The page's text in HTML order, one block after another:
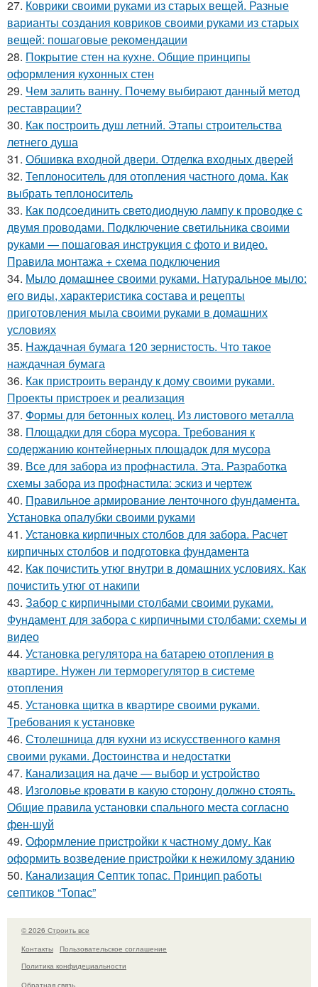
27. Коврики своими руками из старых вещей. Разные
варианты создания ковриков своими руками из старых
вещей: пошаговые рекомендации
28. Покрытие стен на кухне. Общие принципы
оформления кухонных стен
29. Чем залить ванну. Почему выбирают данный метод
реставрации?
30. Как построить душ летний. Этапы строительства
летнего душа
31. Обшивка входной двери. Отделка входных дверей
32. Теплоноситель для отопления частного дома. Как
выбрать теплоноситель
33. Как подсоединить светодиодную лампу к проводке с
двумя проводами. Подключение светильника своими
руками — пошаговая инструкция с фото и видео.
Правила монтажа + схема подключения
34. Мыло домашнее своими руками. Натуральное мыло:
его виды, характеристика состава и рецепты
приготовления мыла своими руками в домашних
условиях
35. Наждачная бумага 120 зернистость. Что такое
наждачная бумага
36. Как пристроить веранду к дому своими руками.
Проекты пристроек и реализация
37. Формы для бетонных колец. Из листового металла
38. Площадки для сбора мусора. Требования к
содержанию контейнерных площадок для мусора
39. Все для забора из профнастила. Эта. Разработка
схемы забора из профнастила: эскиз и чертеж
40. Правильное армирование ленточного фундамента.
Установка опалубки своими руками
41. Установка кирпичных столбов для забора. Расчет
кирпичных столбов и подготовка фундамента
42. Как почистить утюг внутри в домашних условиях. Как
почистить утюг от накипи
43. Забор с кирпичными столбами своими руками.
Фундамент для забора с кирпичными столбами: схемы и
видео
44. Установка регулятора на батарею отопления в
квартире. Нужен ли терморегулятор в системе
отопления
45. Установка щитка в квартире своими руками.
Требования к установке
46. Столешница для кухни из искусственного камня
своими руками. Достоинства и недостатки
47. Канализация на даче — выбор и устройство
48. Изголовье кровати в какую сторону должно стоять.
Общие правила установки спального места согласно
фен-шуй
49. Оформление пристройки к частному дому. Как
оформить возведение пристройки к нежилому зданию
50. Канализация Септик топас. Принцип работы
септиков “Топас”
© 2026 Строить все
Контакты
Пользовательское соглашение
Политика конфидециальности
Обратная связь